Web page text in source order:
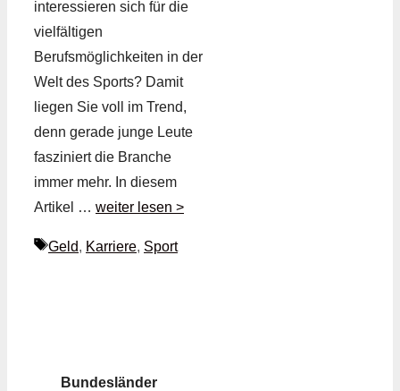
interessieren sich für die
vielfältigen
Berufsmöglichkeiten in der
Welt des Sports? Damit
liegen Sie voll im Trend,
denn gerade junge Leute
fasziniert die Branche
immer mehr. In diesem
Artikel … weiter lesen >
Schlagwörter
Geld, Karriere, Sport
Bundesländer